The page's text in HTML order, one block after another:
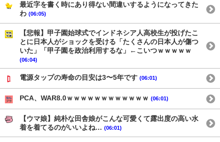
最近字を書く時にあり得ない間違いするようになってきた
わ (06:05)
【悲報】甲子園始球式でインドネシア人高校生が投げたこ
とに日本人がショックを受ける「たくさんの日本人が傷つ
いた」「甲子園を政治利用するな」←こいつｗｗｗｗｗ
(06:04)
電源タップの寿命の目安は3〜5年です (06:01)
PCA、WAR8.0ｗｗｗｗｗｗｗｗｗｗｗｗ (06:01)
【ウマ娘】純朴な田舎娘がこんな可愛くて露出度の高い水
着を着てるのがいいよね… (06:01)